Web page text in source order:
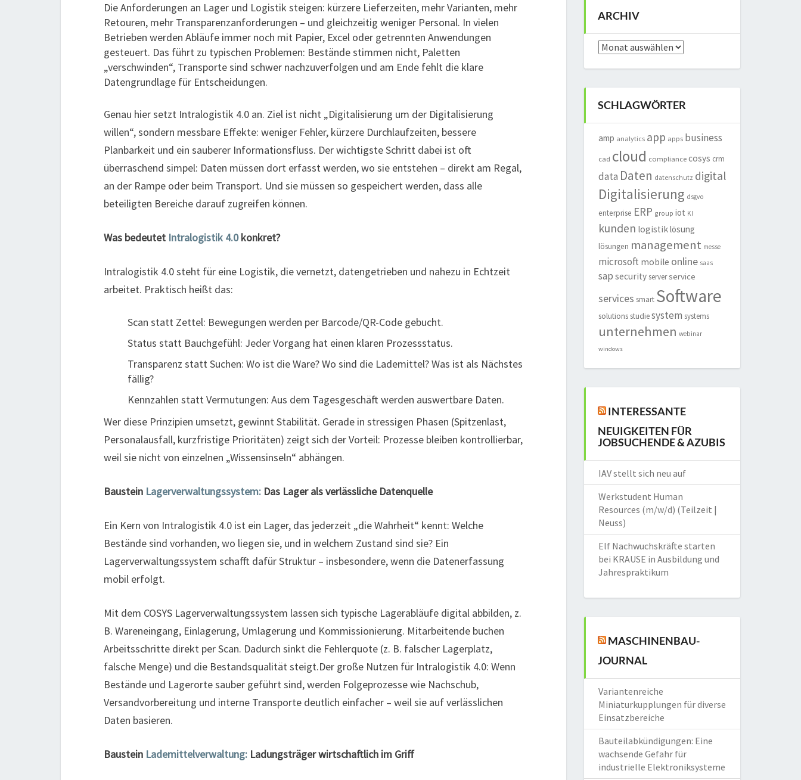
Die Anforderungen an Lager und Logistik steigen: kürzere Lieferzeiten, mehr Varianten, mehr
Retouren, mehr Transparenzanforderungen – und gleichzeitig weniger Personal. In vielen
Betrieben werden Abläufe immer noch mit Papier, Excel oder getrennten Anwendungen
gesteuert. Das führt zu typischen Problemen: Bestände stimmen nicht, Paletten
„verschwinden“, Transporte sind schwer nachzuverfolgen und am Ende fehlt die klare
Datengrundlage für Entscheidungen.
Genau hier setzt Intralogistik 4.0 an. Ziel ist nicht „Digitalisierung um der Digitalisierung
willen“, sondern messbare Effekte: weniger Fehler, kürzere Durchlaufzeiten, bessere
Planbarkeit und ein sauberer Informationsfluss. Der wichtigste Schritt dabei ist oft
überraschend simpel: Daten müssen dort erfasst werden, wo sie entstehen – direkt am Regal,
an der Rampe oder beim Transport. Und sie müssen so gespeichert werden, dass alle
beteiligten Bereiche darauf zugreifen können.
Was bedeutet Intralogistik 4.0konkret?
Intralogistik 4.0 steht für eine Logistik, die vernetzt, datengetrieben und nahezu in Echtzeit
arbeitet. Praktisch heißt das:
Scan statt Zettel: Bewegungen werden per Barcode/QR-Code gebucht.
Status statt Bauchgefühl: Jeder Vorgang hat einen klaren Prozessstatus.
Transparenz statt Suchen: Wo ist die Ware? Wo sind die Lademittel? Was ist als Nächstes
fällig?
Kennzahlen statt Vermutungen: Aus dem Tagesgeschäft werden auswertbare Daten.
Wer diese Prinzipien umsetzt, gewinnt Stabilität. Gerade in stressigen Phasen (Spitzenlast,
Personalausfall, kurzfristige Prioritäten) zeigt sich der Vorteil: Prozesse bleiben kontrollierbar,
weil sie nicht von einzelnen „Wissensinseln“ abhängen.
Baustein Lagerverwaltungssystem: Das Lager als verlässliche Datenquelle
Ein Kern von Intralogistik 4.0 ist ein Lager, das jederzeit „die Wahrheit“ kennt: Welche
Bestände sind vorhanden, wo liegen sie, und in welchem Zustand sind sie? Ein
Lagerverwaltungssystem schafft dafür Struktur – insbesondere, wenn die Datenerfassung
mobil erfolgt.
Mit dem COSYS Lagerverwaltungssystem lassen sich typische Lagerabläufe digital abbilden, z.
B. Wareneingang, Einlagerung, Umlagerung und Kommissionierung. Mitarbeitende buchen
Arbeitsschritte direkt per Scan. Dadurch sinkt die Fehlerquote (z. B. falscher Lagerplatz,
falsche Menge) und die Bestandsqualität steigt.Der große Nutzen für Intralogistik 4.0: Wenn
Bestände und Lagerorte sauber geführt sind, werden Folgeprozesse wie Nachschub,
Versandvorbereitung und interne Transporte deutlich einfacher – weil sie auf verlässlichen
Daten basieren.
Baustein Lademittelverwaltung: Ladungsträger wirtschaftlich im Griff
ARCHIV
Archiv
SCHLAGWÖRTER
amp analytics app apps business
cad cloud compliance cosys crm
data Daten datenschutz digital
Digitalisierung dsgvo
enterprise ERP group iot KI
kunden logistiklösung
lösungen management messe
microsoft mobile online saas
sap security server service
services smart Software
solutions studie system systems
unternehmen webinar
windows
INTERESSANTE
NEUIGKEITEN FÜR
JOBSUCHENDE & AZUBIS
IAV stellt sich neu auf
Werkstudent Human
Resources (m/w/d) (Teilzeit |
Neuss)
Elf Nachwuchskräfte starten
bei KRAUSE in Ausbildung und
Jahrespraktikum
MASCHINENBAU-
JOURNAL
Variantenreiche
Miniaturkupplungen für diverse
Einsatzbereiche
Bauteilabkündigungen: Eine
wachsende Gefahr für
industrielle Elektroniksysteme